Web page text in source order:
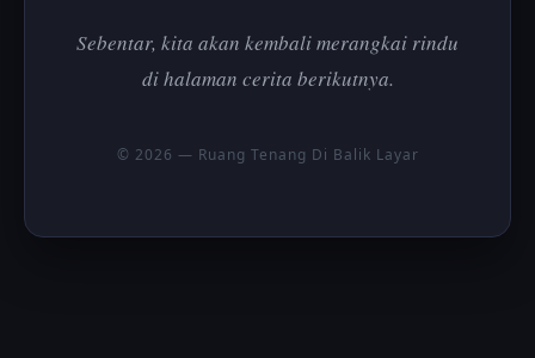
Sebentar, kita akan kembali merangkai rindu
di halaman cerita berikutnya.
© 2026 — Ruang Tenang Di Balik Layar